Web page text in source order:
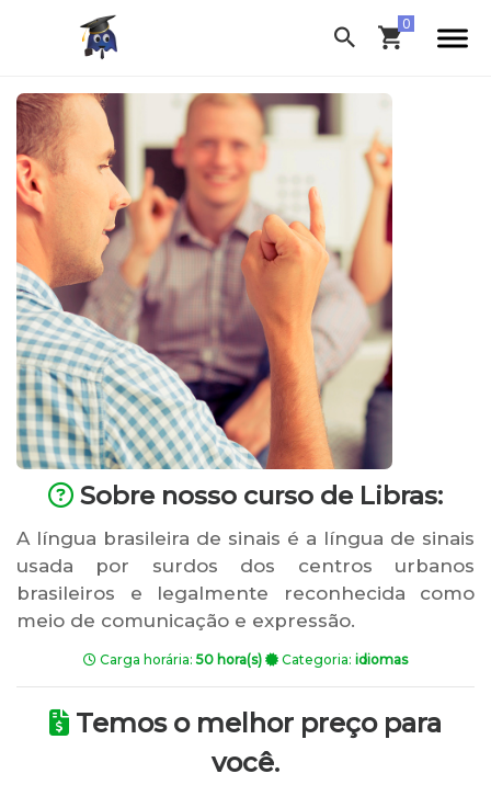
Sobre nosso curso de Libras:
A língua brasileira de sinais é a língua de sinais
usada por surdos dos centros urbanos
brasileiros e legalmente reconhecida como
meio de comunicação e expressão.
Carga horária:50 hora(s) Categoria: idiomas
Temos o melhor preço para
você.